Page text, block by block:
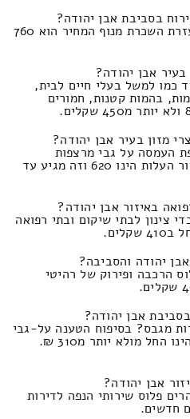
בסביבת אבן יהודה?
מחיר העברת צימר עשוי עץ בעזרת השכרת מנוף המחיר הוא 760
אבן יהודה?
כמו למשל בעלי חיים לבית,
בהמות קטנות, חמורים
מזון בעיר אבן יהודה?
העמסה על גבי מרצפות
ומשטחים ואריזה ופירוק מהאיזור העלות הינו 620 וזה מגיע עד
באיזור אבן יהודה?
צינון לבתי שיקום ובתי רפואה
יהודה והסביבה?
הרכבה ופירוק של רהיטי
אבן יהודה?
מגבס? בסיפוח הטענה על-גבי
משטח הקרטון ומארז התמחור הינו החל מולא יותר מ310 ₪.
אבן יהודה?
פלוס שירותי הנפה לדירות